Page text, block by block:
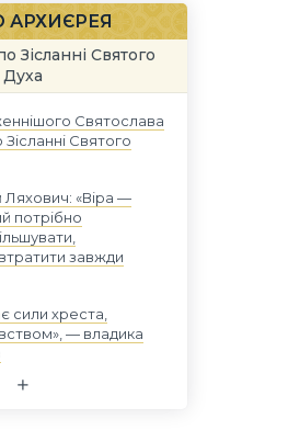
АРХИЄРЕЯ
Зісланні Святого
Духа
Святослава
Зісланні Святого
Ляхович: «Віра —
потрібно
завжди
сили хреста,
— владика